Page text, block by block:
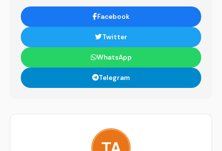
Facebook
Twitter
WhatsApp
Telegram